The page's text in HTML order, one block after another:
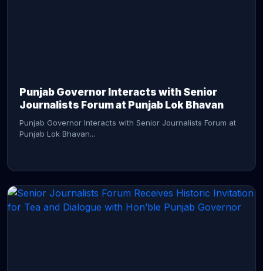
Punjab Governor Interacts with Senior
Journalists Forum at Punjab Lok Bhavan
Punjab Governor Interacts with Senior Journalists Forum at
Punjab Lok Bhavan...